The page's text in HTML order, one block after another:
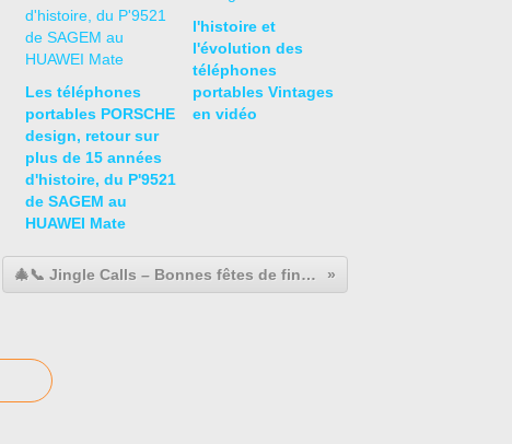
Les téléphones
portables PORSCHE
design, retour sur
plus de 15 années
d'histoire, du P'9521
de SAGEM au
HUAWEI Mate
l'histoire et
l'évolution des
téléphones
portables Vintages
en vidéo
🎄📞 Jingle Calls – Bonnes fêtes de fin d'année 2025 version rétro pour les Mobilophiles !